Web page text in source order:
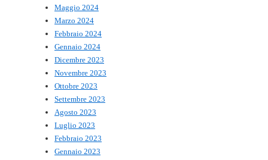
Maggio 2024
Marzo 2024
Febbraio 2024
Gennaio 2024
Dicembre 2023
Novembre 2023
Ottobre 2023
Settembre 2023
Agosto 2023
Luglio 2023
Febbraio 2023
Gennaio 2023